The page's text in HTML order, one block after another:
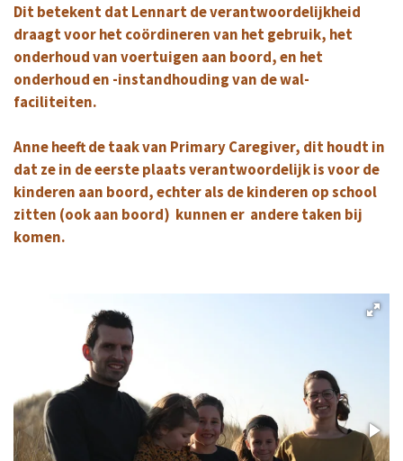
Dit betekent dat Lennart de verantwoordelijkheid
draagt voor het coördineren van het gebruik, het
onderhoud van voertuigen aan boord, en het
onderhoud en -instandhouding van de wal-
faciliteiten.
Anne heeft de taak van Primary Caregiver, dit houdt in
dat ze in de eerste plaats verantwoordelijk is voor de
kinderen aan boord, echter als de kinderen op school
zitten (ook aan boord) kunnen er andere taken bij
komen.